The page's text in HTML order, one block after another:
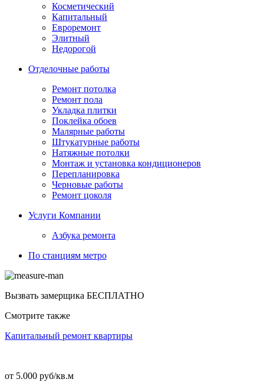
Косметический
Капитальный
Евроремонт
Элитный
Недорогой
Отделочные работы
Ремонт потолка
Ремонт пола
Укладка плитки
Поклейка обоев
Малярные работы
Штукатурные работы
Натяжные потолки
Монтаж и установка кондиционеров
Перепланировка
Черновые работы
Ремонт цоколя
Услуги Компании
Азбука ремонта
По станциям метро
Вызвать замерщика БЕСПЛАТНО
Смотрите также
Капитальный ремонт квартиры
от 5.000 руб/кв.м